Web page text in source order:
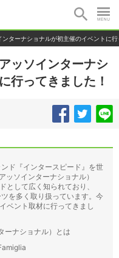
ターナショナルが初主催のイベントに
ッソインターナシ
行ってきました！
ド『インタースピード』を世
ッソインターナショナル）
として広く知られており、
を多く取り扱っています。今
ベント取材に行ってきまし
ーナショナル）とは